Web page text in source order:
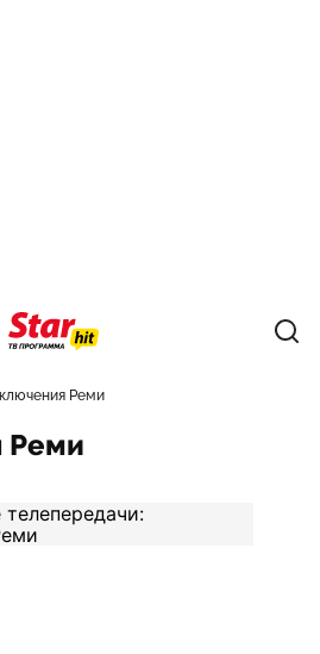
Реми
Реми